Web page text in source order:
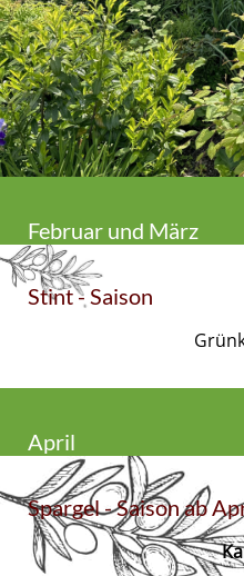
Februar und März
Stint - Saison
April
Spargel - Saison ab